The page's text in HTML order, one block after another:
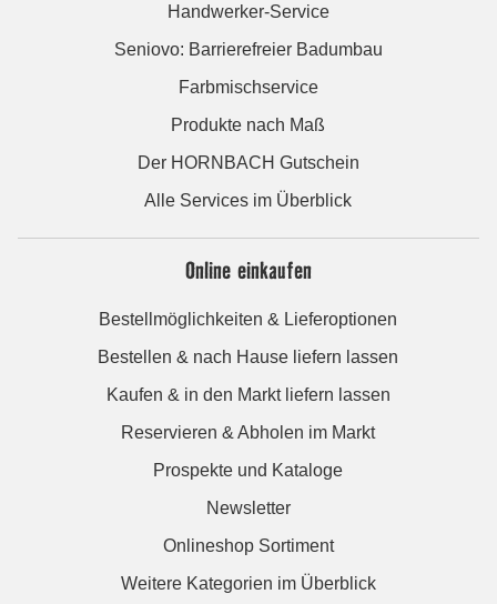
Handwerker-Service
Seniovo: Barrierefreier Badumbau
Farbmischservice
Produkte nach Maß
Der HORNBACH Gutschein
Alle Services im Überblick
Online einkaufen
Bestellmöglichkeiten & Lieferoptionen
Bestellen & nach Hause liefern lassen
Kaufen & in den Markt liefern lassen
Reservieren & Abholen im Markt
Prospekte und Kataloge
Newsletter
Onlineshop Sortiment
Weitere Kategorien im Überblick